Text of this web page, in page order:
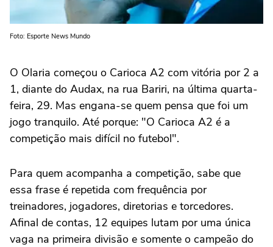
Foto: Esporte News Mundo
O Olaria começou o Carioca A2 com vitória por 2 a
1, diante do Audax, na rua Bariri, na última quarta-
feira, 29. Mas engana-se quem pensa que foi um
jogo tranquilo. Até porque: "O Carioca A2 é a
competição mais difícil no futebol".
Para quem acompanha a competição, sabe que
essa frase é repetida com frequência por
treinadores, jogadores, diretorias e torcedores.
Afinal de contas, 12 equipes lutam por uma única
vaga na primeira divisão e somente o campeão do